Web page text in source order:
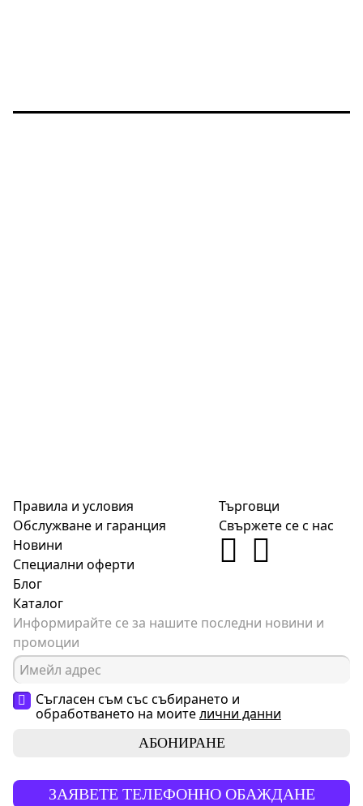
Правила и условия
Обслужване и гаранция
Новини
Специални оферти
Блог
Каталог
Търговци
Свържете се с нас
Информирайте се за нашите последни новини и
промоции
Съгласен съм със събирането и
обработването на моителични данни
АБОНИРАНЕ
ЗАЯВЕТЕ ТЕЛЕФОННО ОБАЖДАНЕ